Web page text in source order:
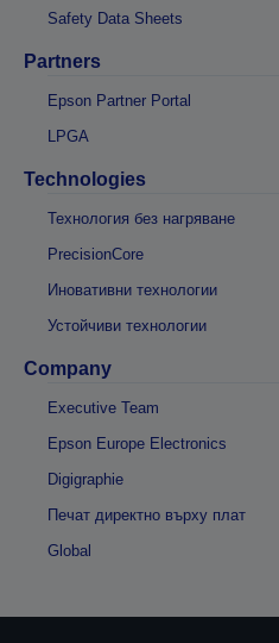
Safety Data Sheets
Partners
Epson Partner Portal
LPGA
Technologies
Технология без нагряване
PrecisionCore
Иновативни технологии
Устойчиви технологии
Company
Executive Team
Epson Europe Electronics
Digigraphie
Печат директно върху плат
Global